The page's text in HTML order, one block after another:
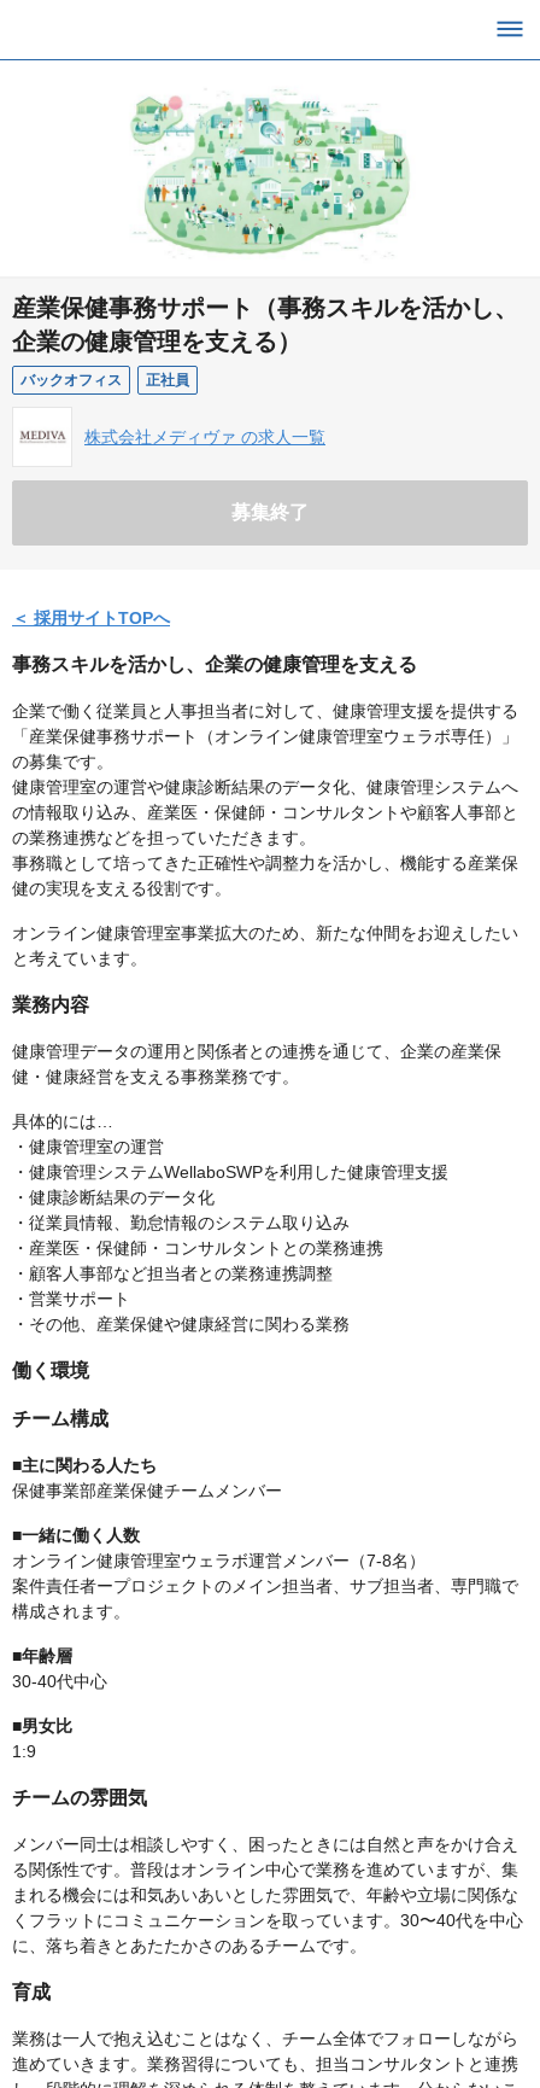
産業保健事務サポート（事務スキルを活かし、
企業の健康管理を支える）
バックオフィス 正社員
株式会社メディヴァ の求人一覧
募集終了
＜ 採用サイトTOPへ
事務スキルを活かし、企業の健康管理を支える
企業で働く従業員と人事担当者に対して、健康管理支援を提供する
「産業保健事務サポート（オンライン健康管理室ウェラボ専任）」
の募集です。
健康管理室の運営や健康診断結果のデータ化、健康管理システムへ
の情報取り込み、産業医・保健師・コンサルタントや顧客人事部と
の業務連携などを担っていただきます。
事務職として培ってきた正確性や調整力を活かし、機能する産業保
健の実現を支える役割です。
オンライン健康管理室事業拡大のため、新たな仲間をお迎えしたい
と考えています。
業務内容
健康管理データの運用と関係者との連携を通じて、企業の産業保
健・健康経営を支える事務業務です。
具体的には…
・健康管理室の運営
・健康管理システムWellaboSWPを利用した健康管理支援
・健康診断結果のデータ化
・従業員情報、勤怠情報のシステム取り込み
・産業医・保健師・コンサルタントとの業務連携
・顧客人事部など担当者との業務連携調整
・営業サポート
・その他、産業保健や健康経営に関わる業務
働く環境
チーム構成
■主に関わる人たち
保健事業部産業保健チームメンバー
■一緒に働く人数
オンライン健康管理室ウェラボ運営メンバー（7-8名）
案件責任者ープロジェクトのメイン担当者、サブ担当者、専門職で
構成されます。
■年齢層
30-40代中心
■男女比
1:9
チームの雰囲気
メンバー同士は相談しやすく、困ったときには自然と声をかけ合え
る関係性です。普段はオンライン中心で業務を進めていますが、集
まれる機会には和気あいあいとした雰囲気で、年齢や立場に関係な
くフラットにコミュニケーションを取っています。30〜40代を中心
に、落ち着きとあたたかさのあるチームです。
育成
業務は一人で抱え込むことはなく、チーム全体でフォローしながら
進めていきます。業務習得についても、担当コンサルタントと連携